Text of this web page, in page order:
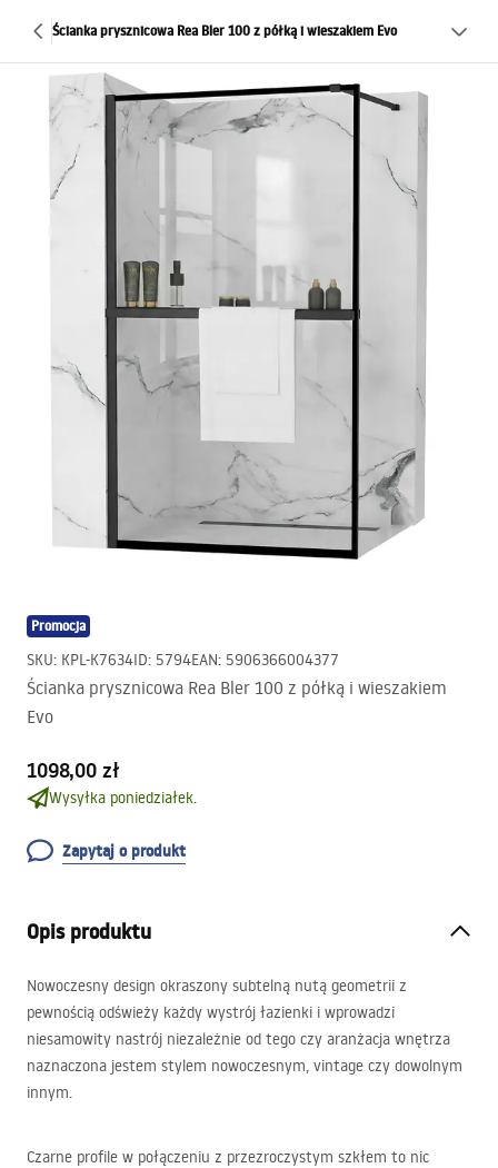
Ścianka prysznicowa Rea Bler 100 z półką i wieszakiem Evo
Promocja
SKU: KPL-K7634ID: 5794EAN: 5906366004377
Ścianka prysznicowa Rea Bler 100 z półką i wieszakiem
Evo
1098,00 zł
Wysyłka poniedziałek.
Zapytaj o produkt
Opis produktu
Nowoczesny design okraszony subtelną nutą geometrii z
pewnością odświeży każdy wystrój łazienki i wprowadzi
niesamowity nastrój niezależnie od tego czy aranżacja wnętrza
naznaczona jestem stylem nowoczesnym, vintage czy dowolnym
innym.
Czarne profile w połączeniu z przezroczystym szkłem to nic